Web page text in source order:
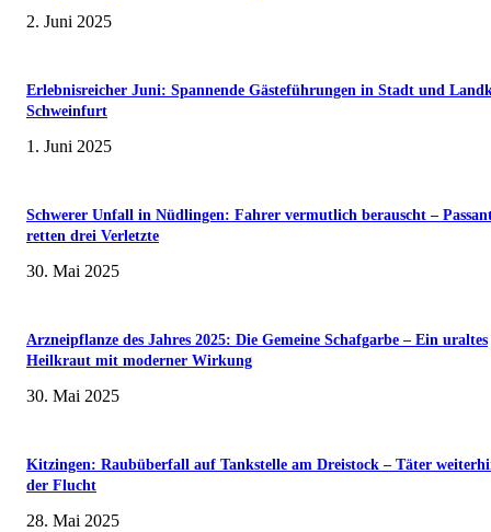
2. Juni 2025
Erlebnisreicher Juni: Spannende Gästeführungen in Stadt und
Schweinfurt
1. Juni 2025
Schwerer Unfall in Nüdlingen: Fahrer vermutlich berauscht –
retten drei Verletzte
30. Mai 2025
Arzneipflanze des Jahres 2025: Die Gemeine Schafgarbe – Ein uraltes
Heilkraut mit moderner Wirkung
30. Mai 2025
Kitzingen: Raubüberfall auf Tankstelle am Dreistock – Täter
der Flucht
28. Mai 2025